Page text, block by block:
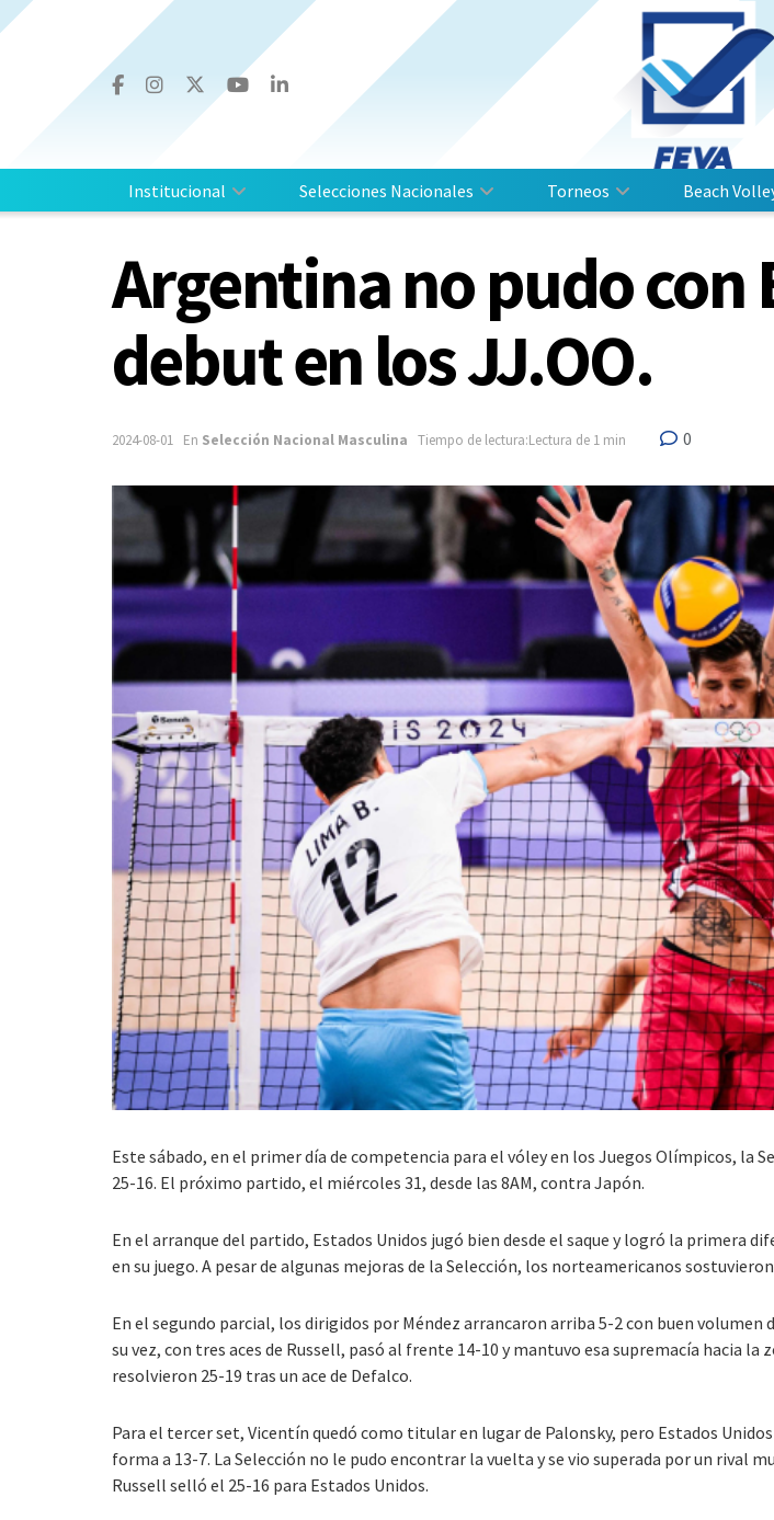
Institucional Selecciones Nacionales Torneos Beach
Argentina no pudo con
debut en los JJ.OO.
2024-08-01 En Selección Nacional Masculina Tiempo de lectura:Lectura de 1 min 0
Este sábado, en el primer día de competencia para el vóley en los Juegos Olímpicos, la
25-16. El próximo partido, el miércoles 31, desde las 8AM, contra Japón.
En el arranque del partido, Estados Unidos jugó bien desde el saque y logró la primera
en su juego. A pesar de algunas mejoras de la Selección, los norteamericanos
En el segundo parcial, los dirigidos por Méndez arrancaron arriba 5-2 con buen volumen
su vez, con tres aces de Russell, pasó al frente 14-10 y mantuvo esa supremacía hacia
resolvieron 25-19 tras un ace de Defalco.
Para el tercer set, Vicentín quedó como titular en lugar de Palonsky, pero Estados
forma a 13-7. La Selección no le pudo encontrar la vuelta y se vio superada por un rival
Russell selló el 25-16 para Estados Unidos.